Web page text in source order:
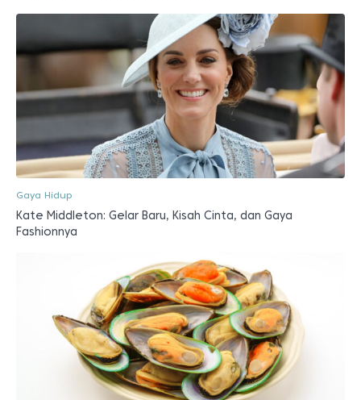
Gaya Hidup
Kate Middleton: Gelar Baru, Kisah Cinta, dan Gaya
Fashionnya